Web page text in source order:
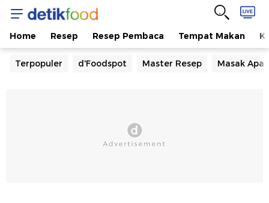
Home Resep Resep Pembaca Tempat Makan
Terpopuler d'Foodspot Master Resep Masak Apa